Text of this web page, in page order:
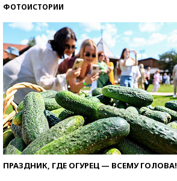
ФОТОИСТОРИИ
ПРАЗДНИК, ГДЕ ОГУРЕЦ — ВСЕМУ ГОЛОВА!